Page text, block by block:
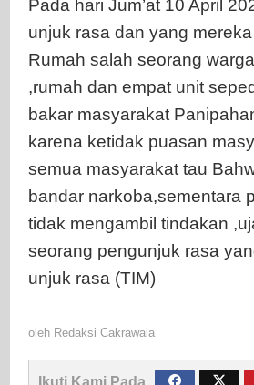
Pada hari Jum’at 10 April
unjuk rasa dan yang
Rumah salah seorang
,rumah dan empat unit
bakar masyarakat
karena ketidak puasan
semua masyarakat tau
bandar narkoba,sementara
tidak mengambil tindakan
seorang pengunjuk rasa
unjuk rasa (TIM)
oleh Redaksi Cakrawala
Ikuti Kami Pada